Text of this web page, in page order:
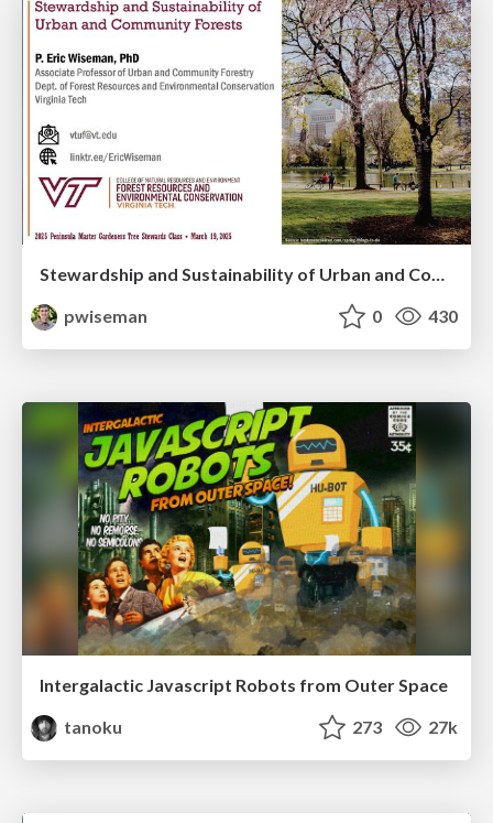
Stewardship and Sustainability of Urban and Community Forests
pwiseman
0 430
Intergalactic Javascript Robots from Outer Space
tanoku
273 27k